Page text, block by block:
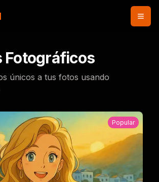
Fotográficos
únicos a tus fotos usando
Popular